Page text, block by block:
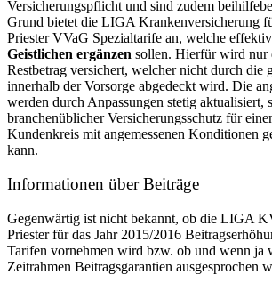
Versicherungspflicht und sind zudem
Grund bietet die LIGA Krankenversicherung
Priester VVaG Spezialtarife an, welche
Geistlichen ergänzen sollen. Hierfür wird nur
Restbetrag versichert, welcher nicht durch die
innerhalb der Vorsorge abgedeckt wird. Die
werden durch Anpassungen stetig aktualisiert,
branchenüblicher Versicherungsschutz für
Kundenkreis mit angemessenen Konditionen
kann.
Informationen über Beiträge
Gegenwärtig ist nicht bekannt, ob die LIGA
Priester für das Jahr 2015/2016
Tarifen vornehmen wird bzw. ob und wenn ja
Zeitrahmen Beitragsgarantien ausgesprochen